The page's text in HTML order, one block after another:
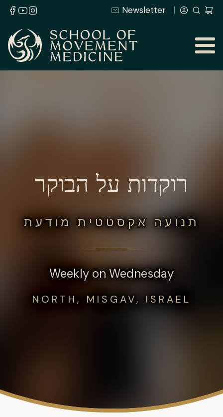
Newsletter
רוקדות על הבוקר
תנועה אקסטטית מודעת
Weekly on Wednesday
NORTH, MISGAV, ISRAEL